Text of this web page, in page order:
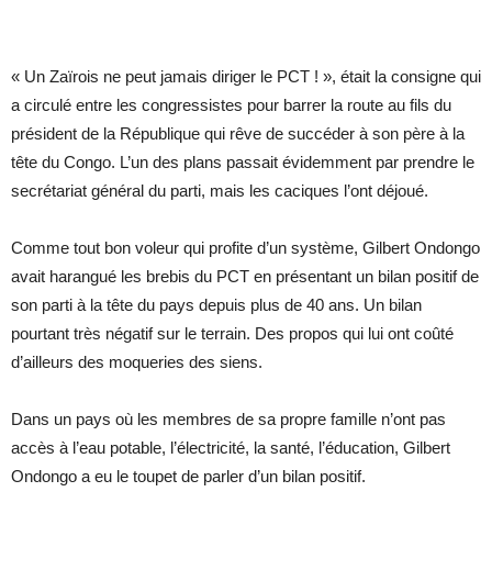
« Un Zaïrois ne peut jamais diriger le PCT ! », était la consigne qui
a circulé entre les congressistes pour barrer la route au fils du
président de la République qui rêve de succéder à son père à la
tête du Congo. L’un des plans passait évidemment par prendre le
secrétariat général du parti, mais les caciques l’ont déjoué.
Comme tout bon voleur qui profite d’un système, Gilbert Ondongo
avait harangué les brebis du PCT en présentant un bilan positif de
son parti à la tête du pays depuis plus de 40 ans. Un bilan
pourtant très négatif sur le terrain. Des propos qui lui ont coûté
d’ailleurs des moqueries des siens.
Dans un pays où les membres de sa propre famille n’ont pas
accès à l’eau potable, l’électricité, la santé, l’éducation, Gilbert
Ondongo a eu le toupet de parler d’un bilan positif.